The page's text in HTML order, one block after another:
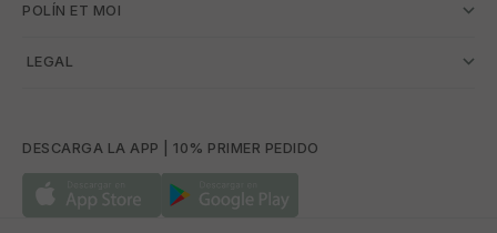
POLÍN ET MOI
­ LEGAL
DESCARGA LA APP | 10% PRIMER PEDIDO